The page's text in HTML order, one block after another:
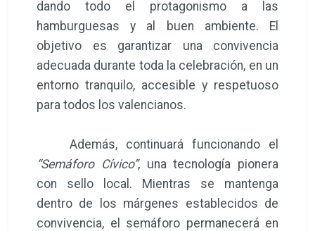
dando todo el protagonismo a las
hamburguesas y al buen ambiente. El
objetivo es garantizar una convivencia
adecuada durante toda la celebración, en un
entorno tranquilo, accesible y respetuoso
para todos los valencianos.
Además, continuará funcionando el
“Semáforo Cívico”, una tecnología pionera
con sello local. Mientras se mantenga
dentro de los márgenes establecidos de
convivencia, el semáforo permanecerá en